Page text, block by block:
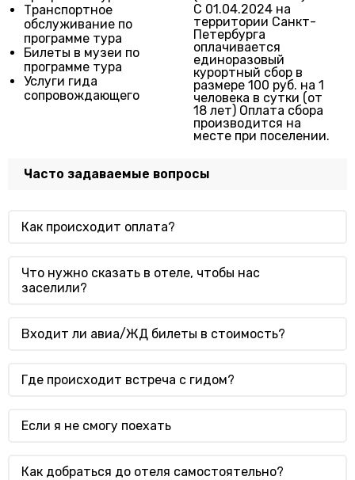
Транспортное
обслуживание по
программе тура
Билеты в музеи по
программе тура
Услуги гида
сопровождающего
С 01.04.2024 на
территории Санкт-
Петербурга
оплачивается
единоразовый
курортный сбор в
размере 100 руб. на 1
человека в сутки (от
18 лет) Оплата сбора
производится на
месте при поселении.
Часто задаваемые вопросы
Как происходит оплата?
Что нужно сказать в отеле, чтобы нас
заселили?
Входит ли авиа/ЖД билеты в стоимость?
Где происходит встреча с гидом?
Если я не смогу поехать
Как добраться до отеля самостоятельно?